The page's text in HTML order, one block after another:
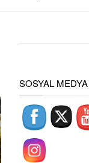
SOSYAL MEDYA